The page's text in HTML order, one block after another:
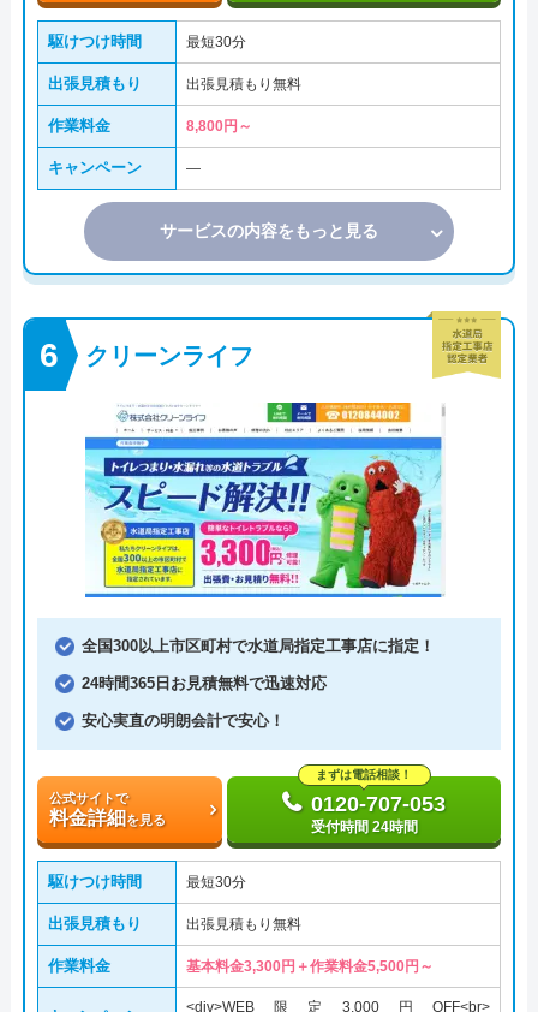
駆けつけ時間 最短30分
出張見積もり 出張見積もり無料
作業料金 8,800円～
キャンペーン ―
サービスの内容をもっと見る
クリーンライフ
全国300以上市区町村で水道局指定工事店に指定！
24時間365日お見積無料で迅速対応
安心実直の明朗会計で安心！
公式サイトで
料金詳細を見る
まずは電話相談！
0120-707-053
受付時間 24時間
駆けつけ時間 最短30分
出張見積もり 出張見積もり無料
作業料金 基本料金3,300円＋作業料金5,500円～
<div>WEB限定3,000円OFF<br>